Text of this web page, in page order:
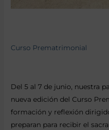
Curso Prematrimonial
Del 5 al 7 de junio, nuestra
nueva edición del Curso
formación y reflexión
preparan para recibir el